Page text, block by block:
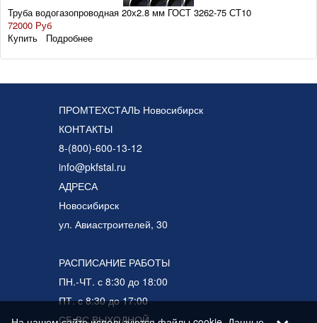
Труба водогазопроводная 20х2.8 мм ГОСТ 3262-75 СТ10
72000 Руб
Купить
Подробнее
ПРОМТЕХСТАЛЬ Новосибирск
КОНТАКТЫ
8-(800)-600-13-12
info@pkfstal.ru
АДРЕСА
Новосибирск
ул. Авиастроителей, 30
РАСПИСАНИЕ РАБОТЫ
ПН.-ЧТ. с 8:30 до 18:00
ПТ. с 8:30 до 17:00
СБ-ВС ВЫХОДНОЙ